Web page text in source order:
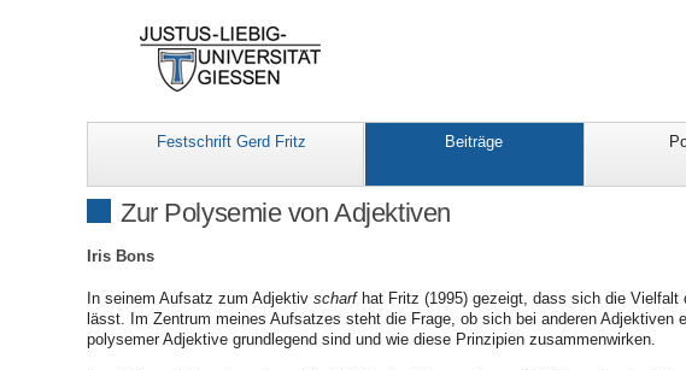
Festschrift Gerd Fritz Beiträge
Zur Polysemie von Adjektiven
Iris Bons
In seinem Aufsatz zum Adjektiv scharfhat Fritz (1995) gezeigt, dass sich die Vielfalt
lässt. Im Zentrum meines Aufsatzes steht die Frage, ob sich bei anderen
polysemer Adjektive grundlegend sind und wie diese Prinzipien zusammenwirken.